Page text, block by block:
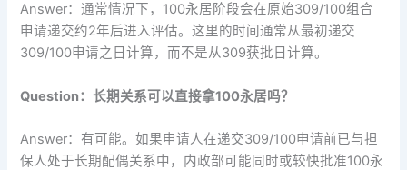
Answer：通常情况下，100永居阶段会在原始309/100组合
申请递交约2年后进入评估。这里的时间通常从最初递交
309/100申请之日计算，而不是从309获批日计算。
Question：长期关系可以直接拿100永居吗？
Answer：有可能。如果申请人在递交309/100申请前已与担
保人处于长期配偶关系中，内政部可能同时或较快批准100永